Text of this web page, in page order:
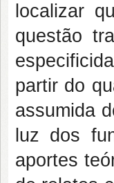
localizar
questão
partir do
assumida
luz dos
aportes